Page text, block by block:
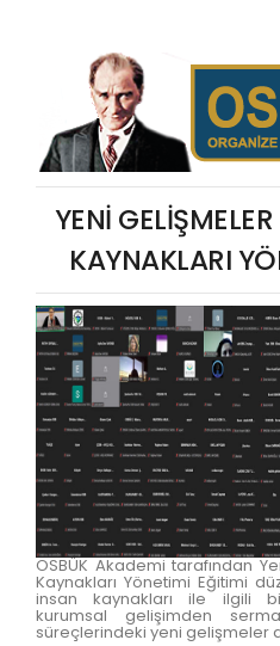
YENİ
KAYNAKLARI
OSBÜK Akademi tarafından
Kaynakları Yönetimi Eğitimi
insan kaynakları ile ilgili
kurumsal gelişimden
süreçlerindeki yeni gelişmeler